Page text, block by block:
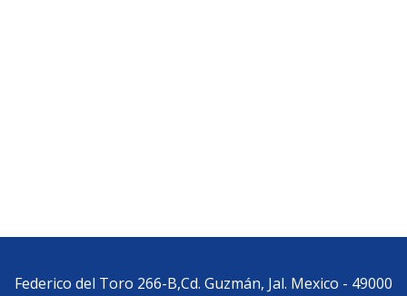
Federico del Toro 266-B,Cd. Guzmán, Jal. Mexico - 49000